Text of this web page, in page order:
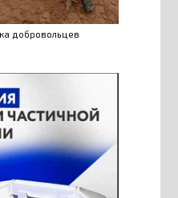
добровольцев